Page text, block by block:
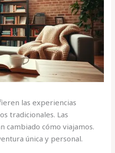
las experiencias
tradicionales. Las
cambiado cómo viajamos.
única y personal.